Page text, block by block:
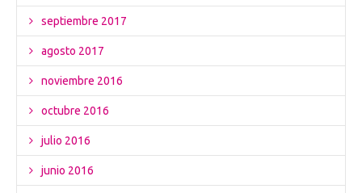
septiembre 2017
agosto 2017
noviembre 2016
octubre 2016
julio 2016
junio 2016